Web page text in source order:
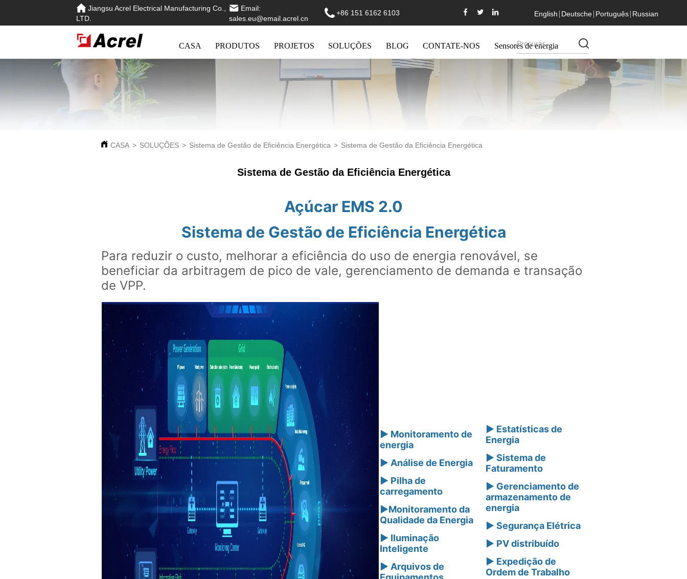
Jiangsu Acrel Electrical Manufacturing Co.,
LTD.
Email:
sales.eu@email.acrel.cn
+86 151 6162 6103 English Deutsche Português Russian
CASA PRODUTOS PROJETOS SOLUÇÕES BLOG CONTATE-NOS Sensores de energia
CASA > SOLUÇÕES > Sistema de Gestão de Eficiência Energética > Sistema de Gestão da Eficiência Energética
Sistema de Gestão da Eficiência Energética